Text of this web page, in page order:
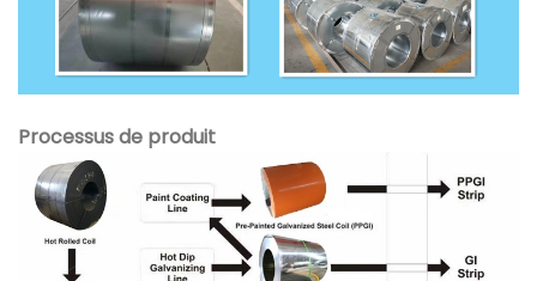
Processus de produit